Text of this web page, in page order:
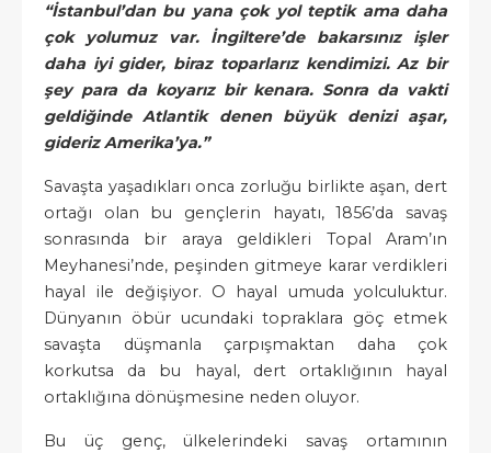
“İstanbul’dan bu yana çok yol teptik ama daha
çok yolumuz var. İngiltere’de bakarsınız işler
daha iyi gider, biraz toparlarız kendimizi. Az bir
şey para da koyarız bir kenara. Sonra da vakti
geldiğinde Atlantik denen büyük denizi aşar,
gideriz Amerika’ya.”
Savaşta yaşadıkları onca zorluğu birlikte aşan, dert
ortağı olan bu gençlerin hayatı, 1856’da savaş
sonrasında bir araya geldikleri Topal Aram’ın
Meyhanesi’nde, peşinden gitmeye karar verdikleri
hayal ile değişiyor. O hayal umuda yolculuktur.
Dünyanın öbür ucundaki topraklara göç etmek
savaşta düşmanla çarpışmaktan daha çok
korkutsa da bu hayal, dert ortaklığının hayal
ortaklığına dönüşmesine neden oluyor.
Bu üç genç, ülkelerindeki savaş ortamının